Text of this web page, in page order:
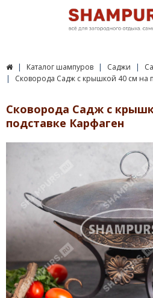
Каталог шампуров Саджи
Сковорода Садж с крышкой 40 см на
Сковорода Садж с
подставке Карфаген